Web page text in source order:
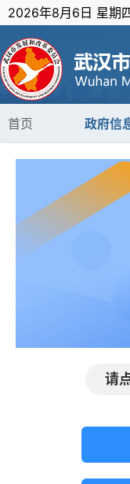
2026年8月6日 星期
首页 政府信
请